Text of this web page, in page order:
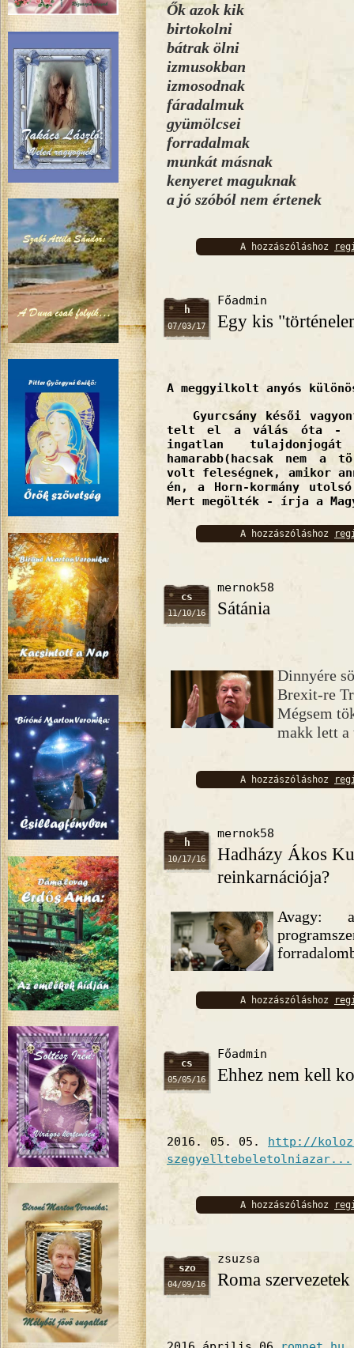
Ők azok kik
birtokolni
bátrak ölni
izmusokban
izmosodnak
fáradalmuk
gyümölcsei
forradalmak
munkát másnak
kenyeret maguknak
a jó szóból nem értenek
A hozzászóláshoz
h
07/03/17
Főadmin
Egy kis
A meggyilkolt anyós
Gyurcsány késői
telt el a válás óta -
ingatlan
hamarabb(hacsak nem a
volt feleségnek, amikor
én, a Horn-kormány
Mert megölték - írja a
A hozzászóláshoz
cs
11/10/16
mernok58
Sátánia
Dinnyére
Brexit-re
Mégsem
makk lett a
A hozzászóláshoz
h
10/17/16
mernok58
Hadházy Ákos
reinkarnációja?
Avagy:
A hozzászóláshoz
cs
05/05/16
Főadmin
Ehhez nem kell
2016. 05. 05. http://
szegyellte­beletolni­az­ar...
A hozzászóláshoz
szo
04/09/16
zsuzsa
Roma